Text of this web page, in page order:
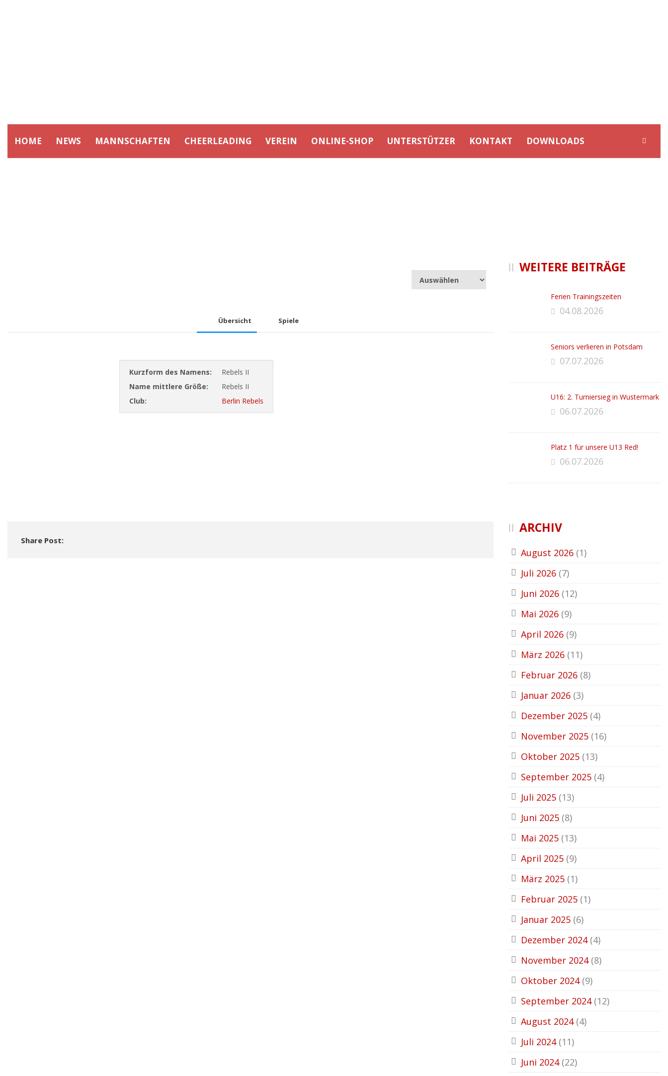
HOME NEWS MANNSCHAFTEN CHEERLEADING VEREIN ONLINE-SHOP UNTERSTÜTZER KONTAKT DOWNLOADS
Übersicht Spiele
Kurzform des Namens:
Rebels II
Name mittlere Größe:
Rebels II
Club:
Berlin Rebels
Share Post:
WEITERE BEITRÄGE
Ferien Trainingszeiten
04.08.2026
Seniors verlieren in Potsdam
07.07.2026
U16: 2. Turniersieg in Wustermark
06.07.2026
Platz 1 für unsere U13 Red!
06.07.2026
ARCHIV
August 2026 (1)
Juli 2026 (7)
Juni 2026 (12)
Mai 2026 (9)
April 2026 (9)
März 2026 (11)
Februar 2026 (8)
Januar 2026 (3)
Dezember 2025 (4)
November 2025 (16)
Oktober 2025 (13)
September 2025 (4)
Juli 2025 (13)
Juni 2025 (8)
Mai 2025 (13)
April 2025 (9)
März 2025 (1)
Februar 2025 (1)
Januar 2025 (6)
Dezember 2024(4)
November 2024(8)
Oktober 2024(9)
September 2024(12)
August 2024(4)
Juli 2024(11)
Juni 2024(22)